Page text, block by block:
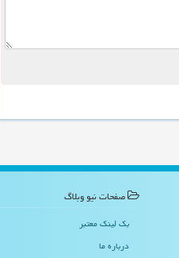
صفحات نیو وبلاگ
بک لینک معتبر
درباره ما